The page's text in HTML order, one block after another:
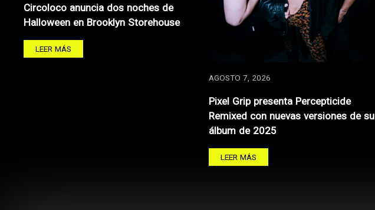
Circoloco anuncia dos noches de
Halloween en Brooklyn Storehouse
LEER MÁS
AGOSTO 7, 2026
Pixel Grip presenta Percepticide
Remixed con nuevas versiones de su
álbum de 2025
LEER MÁS